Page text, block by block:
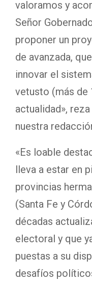
valoramos y
Señor
proponer un
de avanzada,
innovar el
vetusto (más de
actualidad»,
nuestra
«Es loable
lleva a estar en
provincias
(Santa Fe y
décadas
electoral y que
puestas a su
desafíos